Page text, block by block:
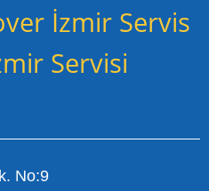
İzmir Servis
Servisi
No:9